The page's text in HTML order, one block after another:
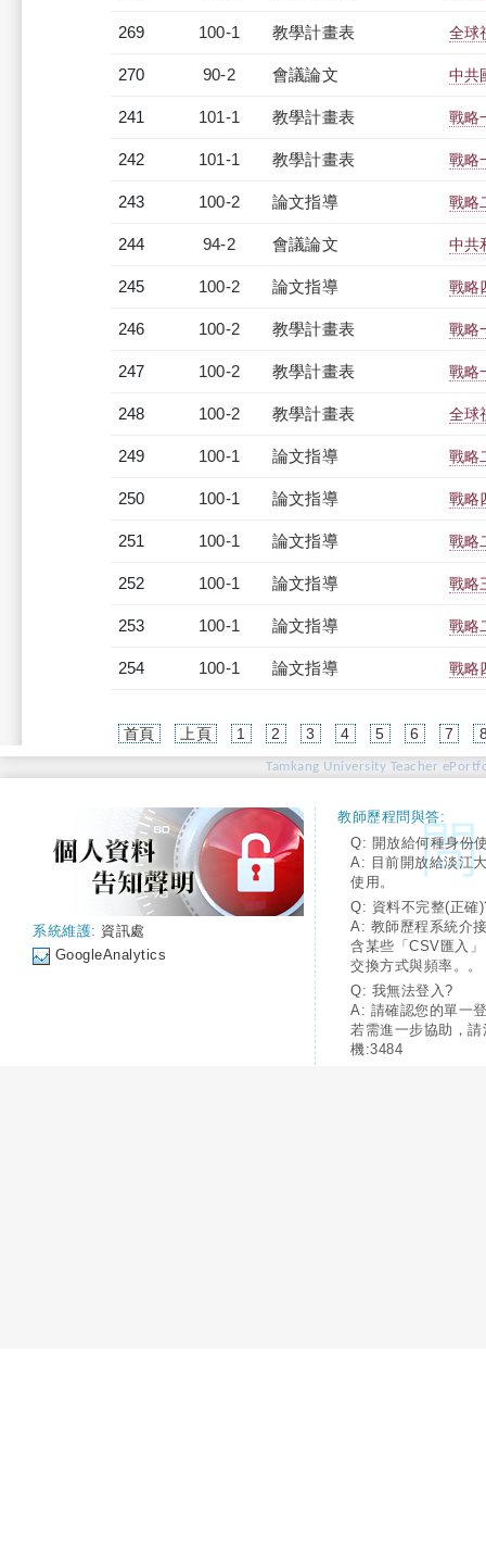
269 100-1 教學計畫表 全球
270 90-2 會議論文 中共
241 101-1 教學計畫表 戰略
242 101-1 教學計畫表 戰略
243 100-2 論文指導 戰略
244 94-2 會議論文 中共
245 100-2 論文指導 戰略
246 100-2 教學計畫表 戰略
247 100-2 教學計畫表 戰略
248 100-2 教學計畫表 全球
249 100-1 論文指導 戰略
250 100-1 論文指導 戰略
251 100-1 論文指導 戰略
252 100-1 論文指導 戰略
253 100-1 論文指導 戰略
254 100-1 論文指導 戰略
首頁 上頁 1 2 3 4 5 6 7
Tamkang University Teacher
系統維護: 資訊處
GoogleAnalytics
教師歷程問與答:
Q: 開放給何種身份
A: 目前開放給淡江
使用。
Q: 資料不完整(正確
A: 教師歷程系統介
含某些「CSV匯入
交換方式與頻率。。
Q: 我無法登入?
A: 請確認您的單一
若需進一步協助，
機:3484